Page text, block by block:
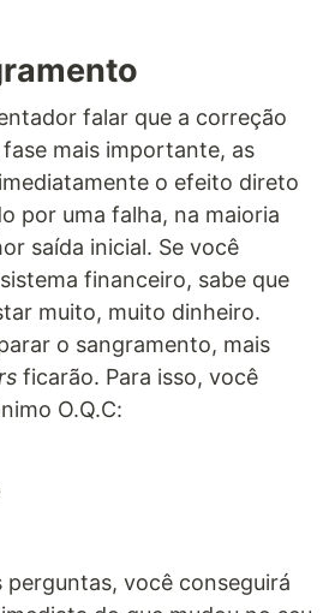
falar que a correção
mais importante, as
o efeito direto
por uma falha, na maioria
saída inicial. Se você
financeiro, sabe que
muito, muito dinheiro.
o sangramento, mais
ficarão. Para isso, você
O.Q.C:
perguntas, você conseguirá